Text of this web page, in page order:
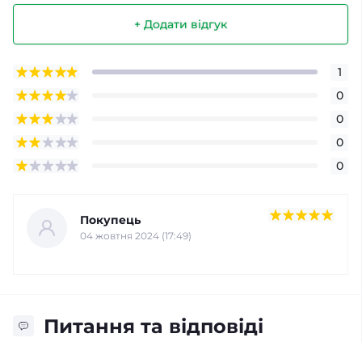
+ Додати відгук
1
0
0
0
0
Покупець
04 жовтня 2024 (17:49)
Питання та відповіді